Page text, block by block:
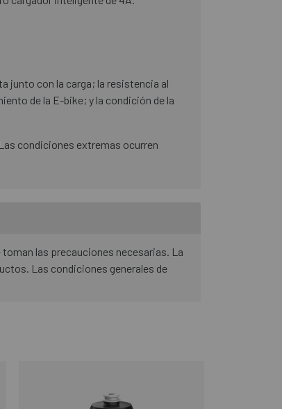
junto con la carga; la resistencia al
de la E-bike; y la condición de la
condiciones extremas ocurren
las precauciones necesarias. La
Las condiciones generales de